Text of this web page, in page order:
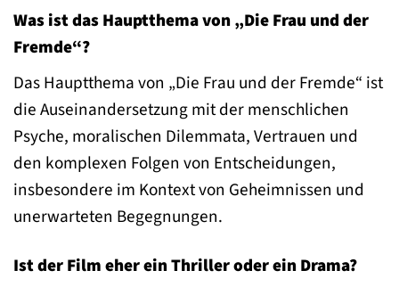
Was ist das Hauptthema von „Die Frau und der
Fremde“?
Das Hauptthema von „Die Frau und der Fremde“ ist
die Auseinandersetzung mit der menschlichen
Psyche, moralischen Dilemmata, Vertrauen und
den komplexen Folgen von Entscheidungen,
insbesondere im Kontext von Geheimnissen und
unerwarteten Begegnungen.
Ist der Film eher ein Thriller oder ein Drama?